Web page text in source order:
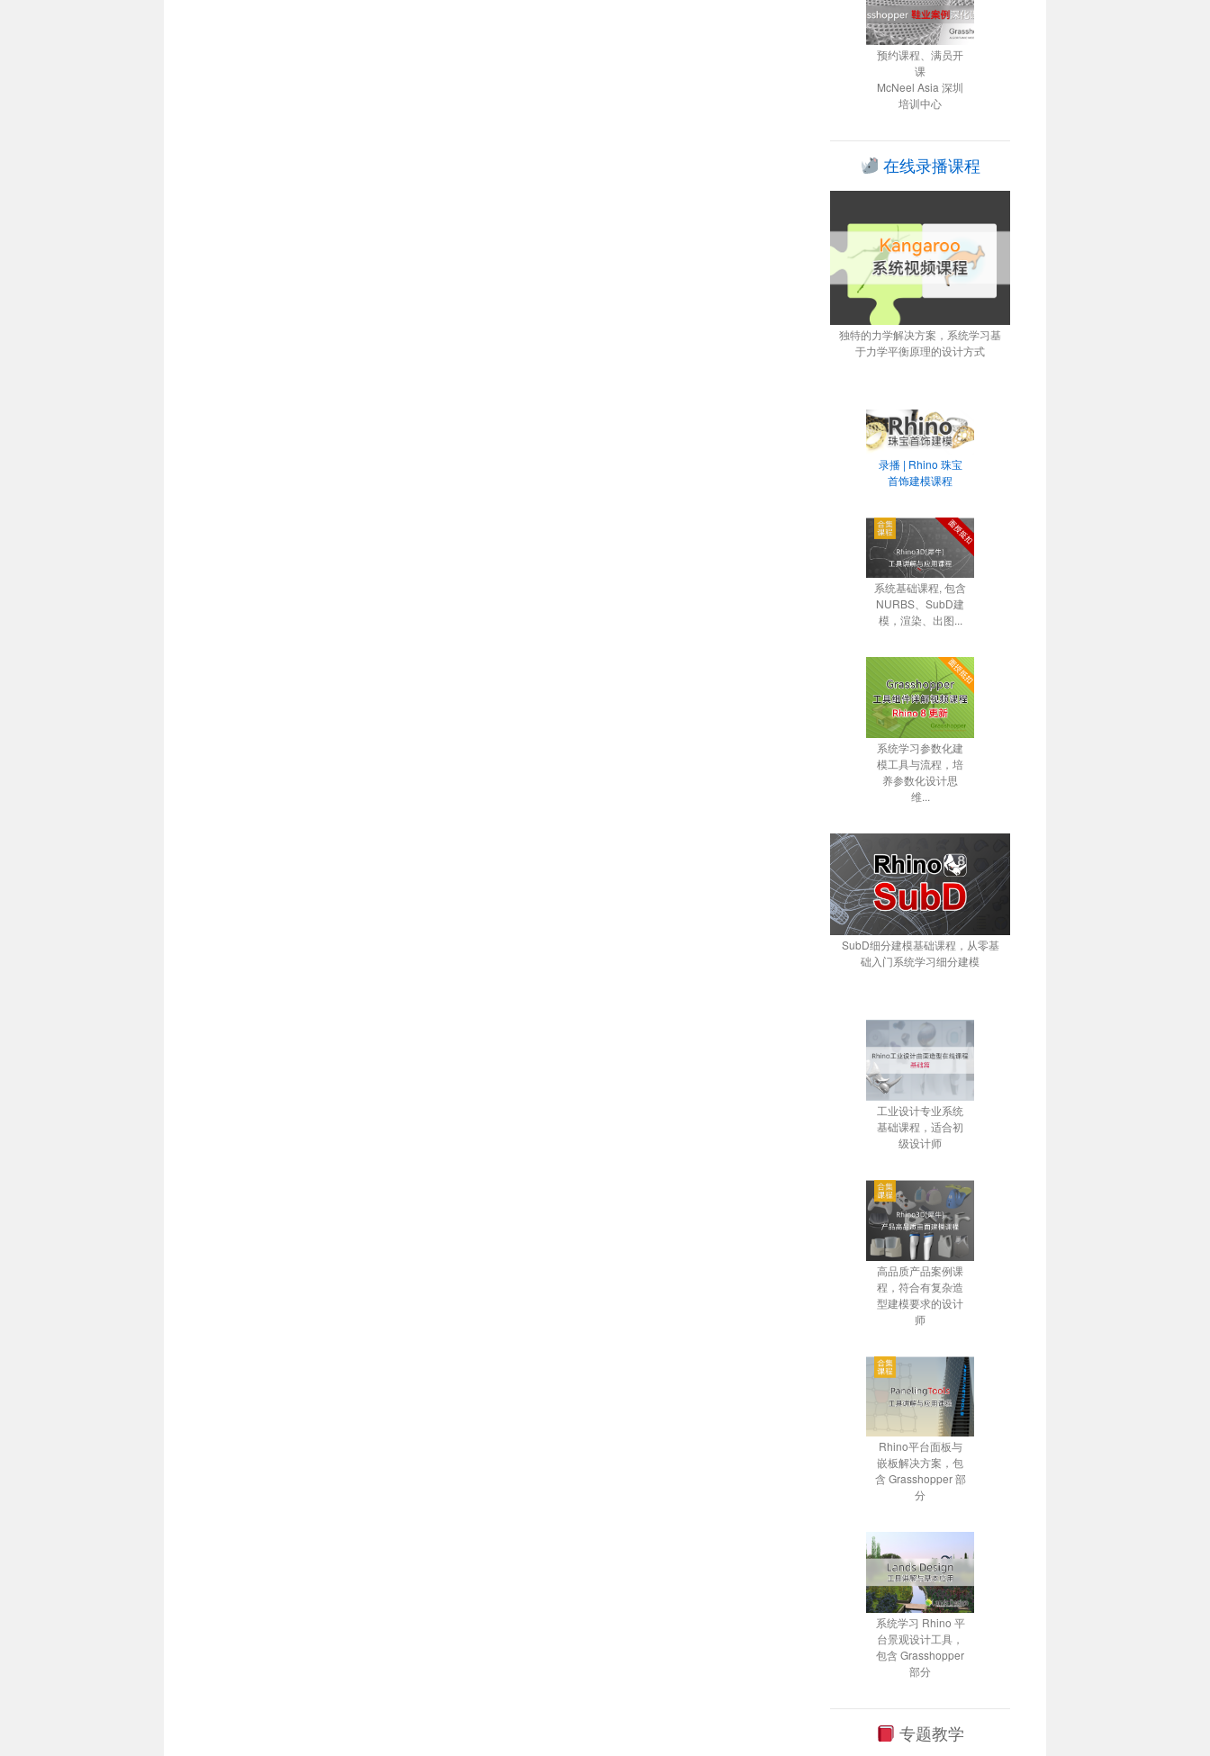
预约课程、满员开
课
McNeel Asia 深圳
培训中心
在线录播课程
独特的力学解决方案，系统学习基
于力学平衡原理的设计方式
录播 | Rhino 珠宝
首饰建模课程
系统基础课程, 包含
NURBS、SubD建
模，渲染、出图...
系统学习参数化建
模工具与流程，培
养参数化设计思
维...
SubD细分建模基础课程，从零基
础入门系统学习细分建模
工业设计专业系统
基础课程，适合初
级设计师
高品质产品案例课
程，符合有复杂造
型建模要求的设计
师
Rhino平台面板与
嵌板解决方案，包
含 Grasshopper 部
分
系统学习 Rhino 平
台景观设计工具，
包含 Grasshopper
部分
专题教学